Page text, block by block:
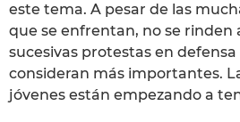
este tema. A pesar de las
que se enfrentan, no se rinden
sucesivas protestas en defensa
consideran más importantes.
jóvenes están empezando a